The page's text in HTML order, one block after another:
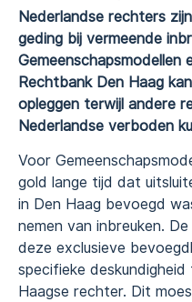
Nederlandse rechters
geding bij vermeende
Gemeenschapsmodellen
Rechtbank Den Haag
opleggen terwijl andere
Nederlandse verboden
Voor
gold lange tijd dat
in Den Haag bevoegd
nemen van inbreuken.
deze exclusieve
specifieke
Haagse rechter. Dit